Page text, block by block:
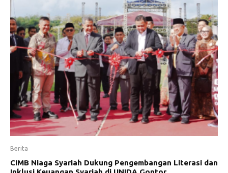
Berita
CIMB Niaga Syariah Dukung Pengembangan Literasi dan